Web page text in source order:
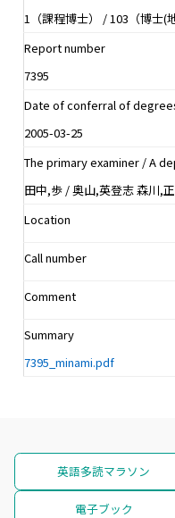
1（課程博士） / 103（博士(
Report number
7395
Date of conferral of
2005-03-25
The primary examiner / A
田中,歩 / 奥山,英登志 森川,
Location
Call number
Comment
Summary
7395_minami.pdf
英語多読マラソン
電子ブック